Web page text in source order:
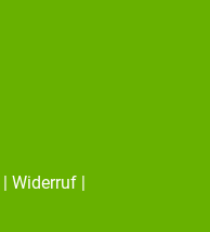
Widerruf